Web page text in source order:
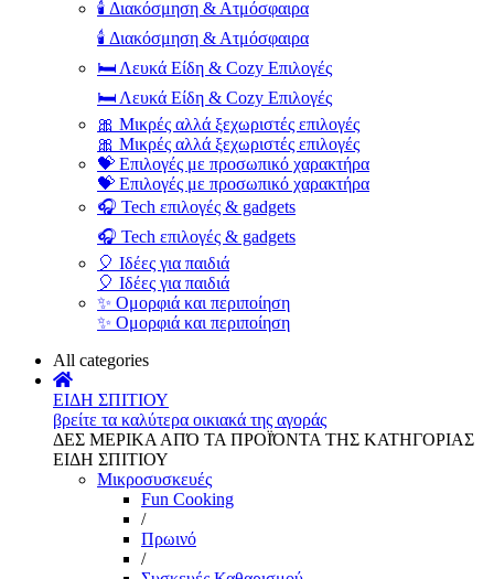
🕯️ Διακόσμηση & Ατμόσφαιρα
🕯️ Διακόσμηση & Ατμόσφαιρα
🛏️ Λευκά Είδη & Cozy Επιλογές
🛏️ Λευκά Είδη & Cozy Επιλογές
🎀 Μικρές αλλά ξεχωριστές επιλογές
🎀 Μικρές αλλά ξεχωριστές επιλογές
💝 Επιλογές με προσωπικό χαρακτήρα
💝 Επιλογές με προσωπικό χαρακτήρα
🎧 Tech επιλογές & gadgets
🎧 Tech επιλογές & gadgets
🎈 Ιδέες για παιδιά
🎈 Ιδέες για παιδιά
✨ Ομορφιά και περιποίηση
✨ Ομορφιά και περιποίηση
All categories
ΕΙΔΗ ΣΠΙΤΙΟΥ
βρείτε τα καλύτερα οικιακά της αγοράς
ΔΕΣ ΜΕΡΙΚΑ ΑΠΌ ΤΑ ΠΡΟΪΌΝΤΑ ΤΗΣ ΚΑΤΗΓΟΡΙΑΣ
ΕΙΔΗ ΣΠΙΤΙΟΥ
Μικροσυσκευές
Fun Cooking
/
Πρωινό
/